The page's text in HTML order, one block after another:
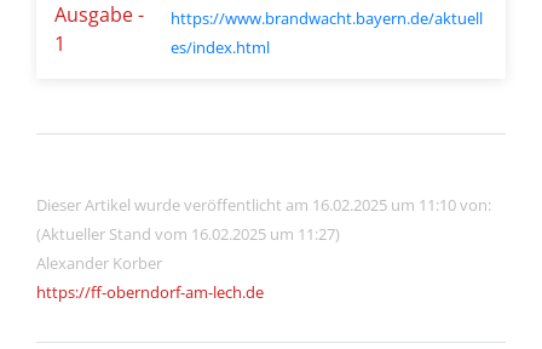
https://www.brandwacht.bayern.de/aktuell
es/index.html
Dieser Artikel wurde veröffentlicht am 16.02.2025 um 11:10 von:
(Aktueller Stand vom 16.02.2025 um 11:27)
Alexander Korber
https://ff-oberndorf-am-lech.de